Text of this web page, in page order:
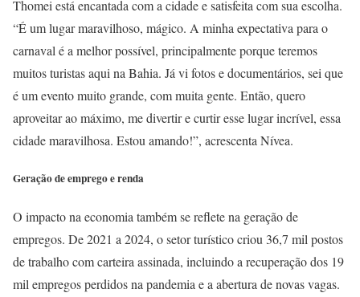
Thomei está encantada com a cidade e satisfeita com sua escolha.
“É um lugar maravilhoso, mágico. A minha expectativa para o
carnaval é a melhor possível, principalmente porque teremos
muitos turistas aqui na Bahia. Já vi fotos e documentários, sei que
é um evento muito grande, com muita gente. Então, quero
aproveitar ao máximo, me divertir e curtir esse lugar incrível, essa
cidade maravilhosa. Estou amando!”, acrescenta Nívea.
Geração de emprego e renda
O impacto na economia também se reflete na geração de
empregos. De 2021 a 2024, o setor turístico criou 36,7 mil postos
de trabalho com carteira assinada, incluindo a recuperação dos 19
mil empregos perdidos na pandemia e a abertura de novas vagas.